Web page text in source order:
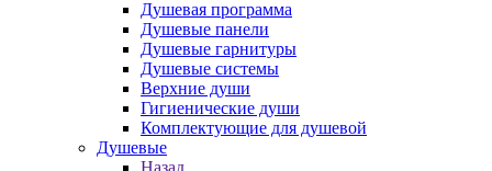
Душевая программа
Душевые панели
Душевые гарнитуры
Душевые системы
Верхние души
Гигиенические души
Комплектующие для душевой
Душевые
Назад